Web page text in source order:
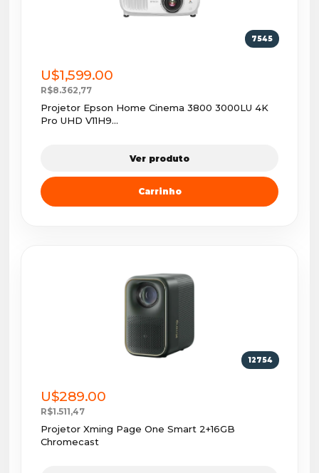
7545
U$1,599.00
R$8.362,77
Projetor Epson Home Cinema 3800 3000LU 4K
Pro UHD V11H9...
Ver produto
Carrinho
12754
U$289.00
R$1.511,47
Projetor Xming Page One Smart 2+16GB
Chromecast